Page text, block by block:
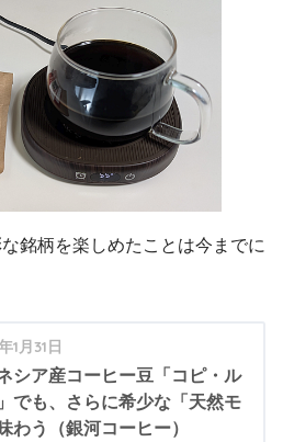
銘柄を楽しめたことは今までに
1月31日
シア産コーヒー豆「コピ・ル
でも、さらに希少な「天然モ
わう（銀河コーヒー）